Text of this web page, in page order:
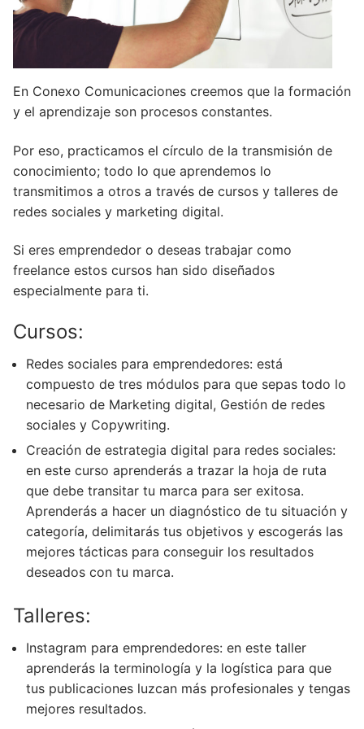
En Conexo Comunicaciones creemos que la formación
y el aprendizaje son procesos constantes.
Por eso, practicamos el círculo de la transmisión de
conocimiento; todo lo que aprendemos lo
transmitimos a otros a través de cursos y talleres de
redes sociales y marketing digital.
Si eres emprendedor o deseas trabajar como
freelance estos cursos han sido diseñados
especialmente para ti.
Cursos:
Redes sociales para emprendedores: está
compuesto de tres módulos para que sepas todo lo
necesario de Marketing digital, Gestión de redes
sociales y Copywriting.
Creación de estrategia digital para redes sociales:
en este curso aprenderás a trazar la hoja de ruta
que debe transitar tu marca para ser exitosa.
Aprenderás a hacer un diagnóstico de tu situación y
categoría, delimitarás tus objetivos y escogerás las
mejores tácticas para conseguir los resultados
deseados con tu marca.
Talleres:
Instagram para emprendedores: en este taller
aprenderás la terminología y la logística para que
tus publicaciones luzcan más profesionales y tengas
mejores resultados.